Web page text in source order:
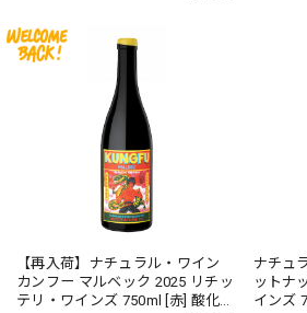
【再入荷】ナチュラル・ワイン
カンフー マルベック 2025 リチッ
テリ・ワインズ 750ml [赤] 酸化防
ナチュ
ットナ
インズ